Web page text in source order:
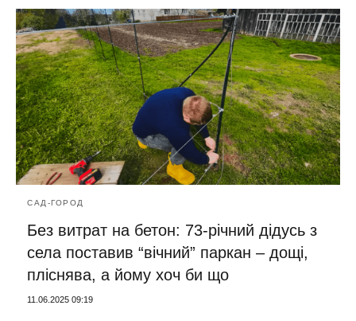
САД-ГОРОД
Без витрат на бетон: 73-річний дідусь з
села поставив “вічний” паркан – дощі,
пліснява, а йому хоч би що
11.06.2025 09:19